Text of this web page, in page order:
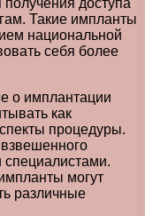
доступа
Такие импланты
национальной
себя более
о имплантации
как
процедуры.
могут
различные